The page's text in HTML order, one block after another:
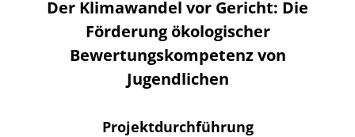
Der Klimawandel vor Gericht: Die
Förderung ökologischer
Bewertungskompetenz von
Jugendlichen
Projektdurchführung